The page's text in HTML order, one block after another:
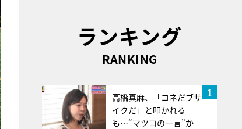
ランキング
RANKING
1
高橋真麻、「コネだブサ
イクだ」と叩かれる
も…“マツコの一言”か